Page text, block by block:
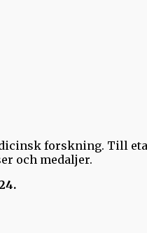
forskning. Till
och medaljer.